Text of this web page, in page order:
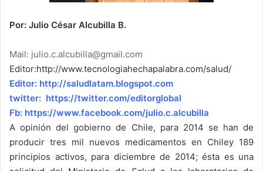
Por: Julio César Alcubilla B.
Mail: julio.c.alcubilla@gmail.com
Editor:http://www.tecnologiahechapalabra.com/salud/
Editor: http://saludlatam.blogspot.com
twitter: https://twitter.com/editorglobal
Fb: https://www.facebook.com/julio.c.alcubilla
A opinión del gobierno de Chile, para 2014 se han de
producir tres mil nuevos medicamentos en Chiley 189
principios activos, para diciembre de 2014; ésta es una